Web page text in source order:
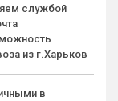
службой
из г.Харьков
в